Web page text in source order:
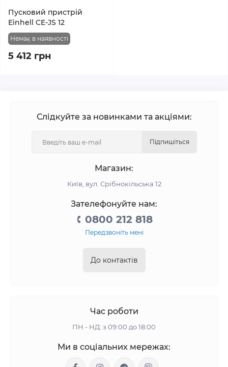
Пусковий пристрій
Einhell CE-JS 12
Немає в наявності
5 412 грн
Слідкуйте за новинками та акціями:
Підпишіться
Магазин:
Київ, вул. Срібнокільська 12
Зателефонуйте нам:
0800 212 818
Передзвоніть мені
До контактів
Час роботи
ПН - НД: з 09:00 до 18:00
Ми в соціальних мережах: